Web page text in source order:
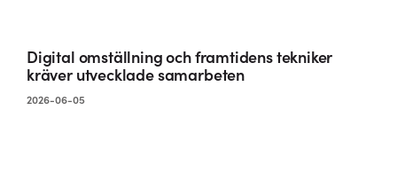
Digital omställning och framtidens tekniker
kräver utvecklade samarbeten
2026-06-05